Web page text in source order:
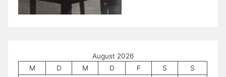
August 2026
M
D M D F S
S